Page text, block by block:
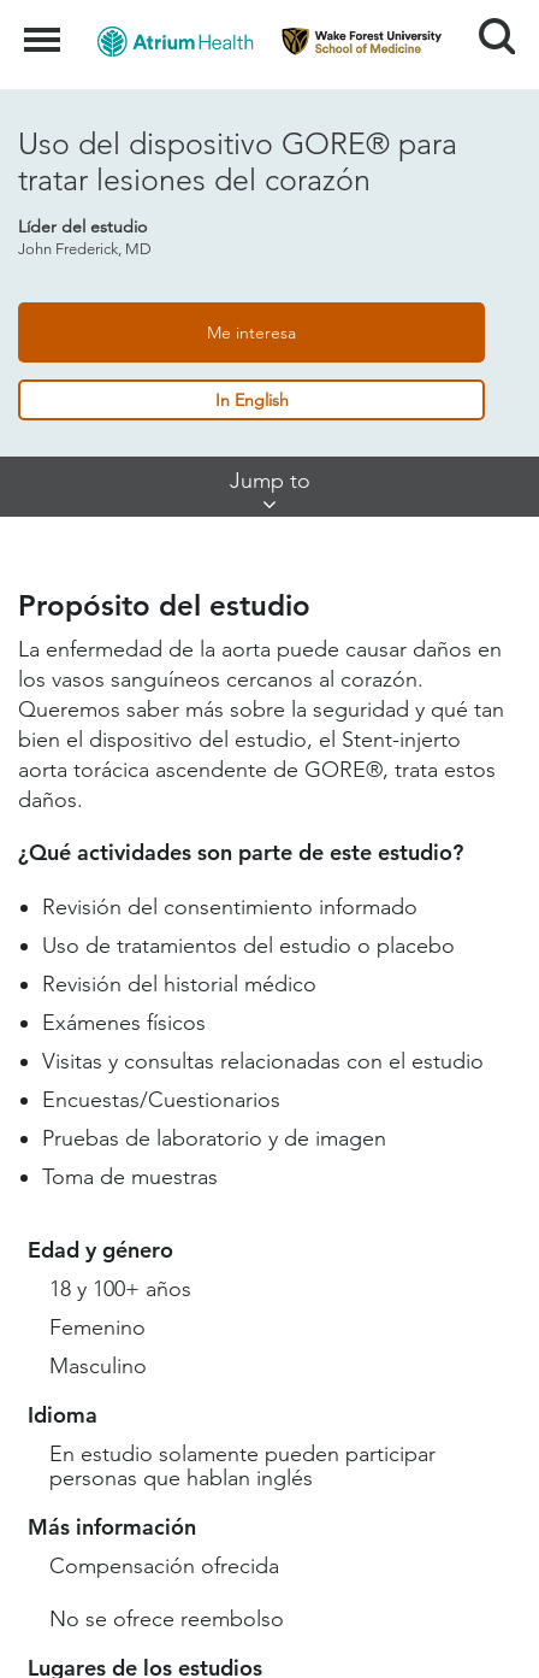
Menu Search
Uso del dispositivo GORE® para
tratar lesiones del corazón
Líder del estudio
John Frederick, MD
Me interesa
In English
Jump to
Lugares de estudio y contactos
Información útil
Propósito del estudio
La enfermedad de la aorta puede causar daños en
los vasos sanguíneos cercanos al corazón.
Queremos saber más sobre la seguridad y qué tan
bien el dispositivo del estudio, el Stent-injerto
aorta torácica ascendente de GORE®, trata estos
daños.
¿Qué actividades son parte de este estudio?
Revisión del consentimiento informado
Uso de tratamientos del estudio o placebo
Revisión del historial médico
Exámenes físicos
Visitas y consultas relacionadas con el estudio
Encuestas/Cuestionarios
Pruebas de laboratorio y de imagen
Toma de muestras
Edad y género
18 y 100+ años
Femenino
Masculino
Idioma
En estudio solamente pueden participar
personas que hablan inglés
Más información
Compensación ofrecida
No se ofrece reembolso
Lugares de los estudios